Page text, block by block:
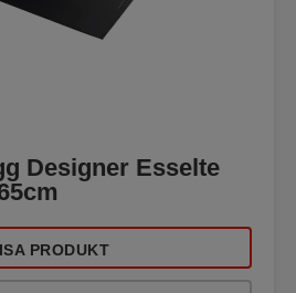
Designer Esselte
PRODUKT